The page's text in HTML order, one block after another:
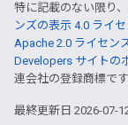
特に記載のない限り
ンズの表示 4.0 ライ
Apache 2.0 ライセン
Developers サイトの
連会社の登録商標です
最終更新日 2026-07-12